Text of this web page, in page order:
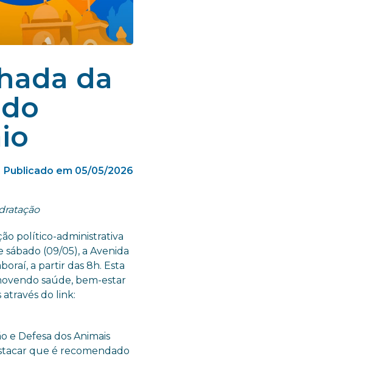
da
Publicado em 05/05/2026
político-administrativa
(09/05), a Avenida
a partir das 8h. Esta
saúde, bem-estar
do link:
e Defesa dos Animais
que é recomendado